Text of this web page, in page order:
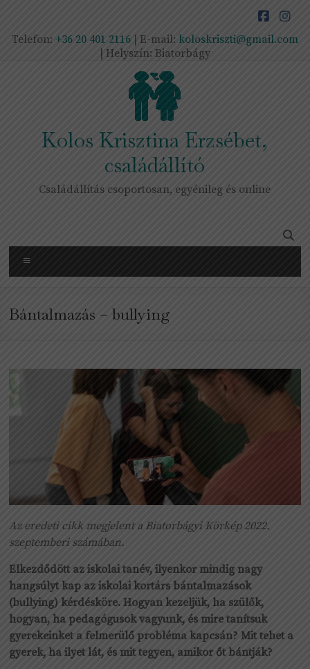
content
Telefon: +36 20 401 2116| E-mail: koloskriszti@gmail.com
| Helyszín: Biatorbágy
Kolos Krisztina Erzsébet,
családállító
Családállítás csoportosan, egyénileg és online
Bántalmazás – bullying
Az eredeti cikk megjelent a Biatorbágyi Körkép 2022.
szeptemberi számában.
Elkezdődött az iskolai tanév, ilyenkor mindig nagy
hangsúlyt kap az iskolai kortárs bántalmazások
(bullying) kérdésköre. Hogyan kezeljük, ha szülők,
hogyan, ha pedagógusok vagyunk, és mire tanítsuk
gyerekeinket a felmerülő probléma kapcsán? Mit tehet a
gyerek, ha ilyet lát, és mit tegyen, amikor őt bántják?